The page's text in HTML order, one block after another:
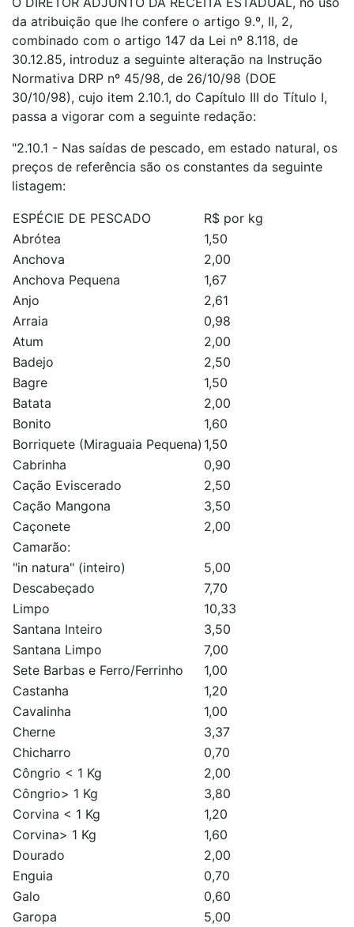
da atribuição que lhe confere o artigo 9.º, II, 2,
combinado com o artigo 147 da Lei nº 8.118, de
30.12.85, introduz a seguinte alteração na Instrução
Normativa DRP nº 45/98, de 26/10/98 (DOE
30/10/98), cujo item 2.10.1, do Capítulo III do Título I,
passa a vigorar com a seguinte redação:
"2.10.1 - Nas saídas de pescado, em estado natural, os
preços de referência são os constantes da seguinte
listagem:
ESPÉCIE DE PESCADO
R$ por kg
Abrótea
1,50
Anchova
2,00
Anchova Pequena
1,67
Anjo
2,61
Arraia
0,98
Atum
2,00
Badejo
2,50
Bagre
1,50
Batata
2,00
Bonito
1,60
Borriquete (Miraguaia Pequena) 1,50
Cabrinha
0,90
Cação Eviscerado
2,50
Cação Mangona
3,50
Caçonete
2,00
Camarão:
"in natura" (inteiro)
5,00
Descabeçado
7,70
Limpo
10,33
Santana Inteiro
3,50
Santana Limpo
7,00
Sete Barbas e Ferro/Ferrinho
1,00
Castanha
1,20
Cavalinha
1,00
Cherne
3,37
Chicharro
0,70
Côngrio < 1 Kg
2,00
Côngrio> 1 Kg
3,80
Corvina < 1 Kg
1,20
Corvina> 1 Kg
1,60
Dourado
2,00
Enguia
0,70
Galo
0,60
Garopa
5,00